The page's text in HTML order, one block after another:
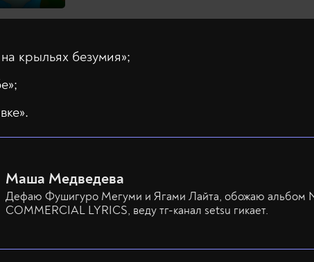
крыльях безумия»;
Маша Медведева
Дефаю Фушигуро Мегуми и Ягами Лайта, обожаю альбом
COMMERCIAL LYRICS, веду тг-канал setsu гикает.